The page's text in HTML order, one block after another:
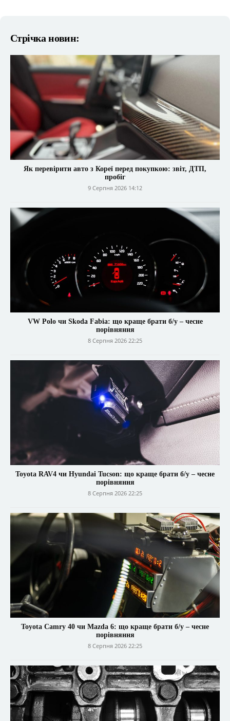
Стрічка новин:
Як перевірити авто з Кореї перед покупкою: звіт, ДТП,
пробіг
9 Серпня 2026 14:12
VW Polo чи Skoda Fabia: що краще брати б/у – чесне
порівняння
8 Серпня 2026 22:25
Toyota RAV4 чи Hyundai Tucson: що краще брати б/у – чесне
порівняння
8 Серпня 2026 22:25
Toyota Camry 40 чи Mazda 6: що краще брати б/у – чесне
порівняння
8 Серпня 2026 22:25